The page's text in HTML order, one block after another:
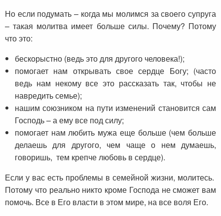
Но если подумать – когда мы молимся за своего супруга
– такая молитва имеет больше силы. Почему? Потому
что это:
бескорыстно (ведь это для другого человека!);
помогает нам открывать свое сердце Богу; (часто
ведь нам некому все это рассказать так, чтобы не
навредить семье);
нашим союзником на пути изменений становится сам
Господь – а ему все под силу;
помогает нам любить мужа еще больше (чем больше
делаешь для другого, чем чаще о нем думаешь,
говоришь, тем крепче любовь в сердце).
Если у вас есть проблемы в семейной жизни, молитесь.
Потому что реально никто кроме Господа не сможет вам
помочь. Все в Его власти в этом мире, на все воля Его.